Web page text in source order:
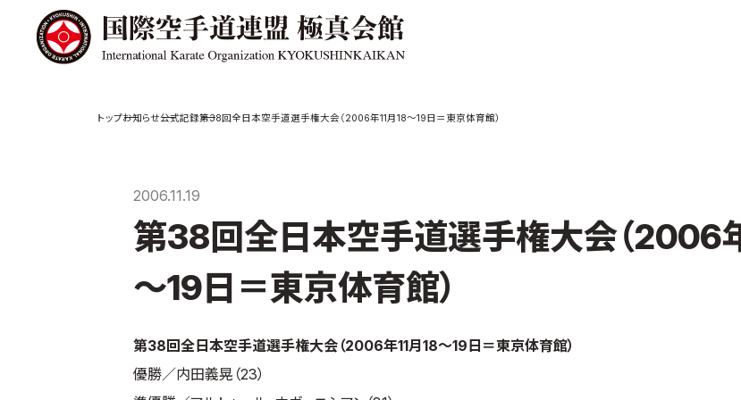
大山倍達総裁 紹
介
松井章奎館長 紹
介
極真の歴史
国際空手道連盟に
ついて
公式記録
試合規則
の方へ
一般の部・壮年部
お知らせ公式記録第38回全日本空手道選手権大会（2006年11月18～19日＝東京体育館）
2006.11.19
第38回全日本空手道選手権大会（2006
～19日＝東京体育館）
第38回全日本空手道選手権大会（2006年11月18～19日＝東京体育館）
優勝／内田義晃（23）